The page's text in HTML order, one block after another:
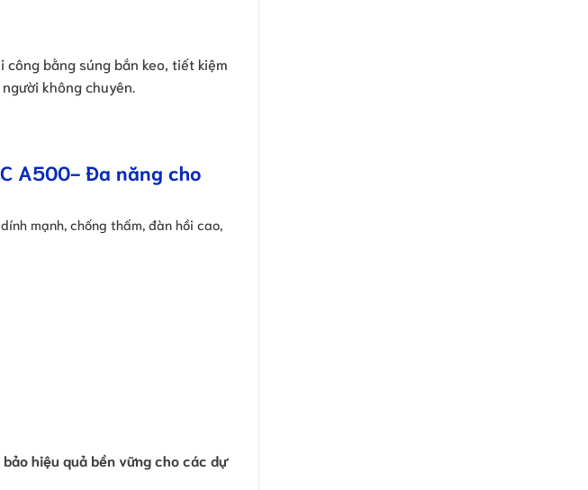
bằng súng bắn keo, tiết kiệm
không chuyên.
A500- Đa năng cho
mạnh, chống thấm, đàn hồi cao,
hiệu quả bền vững cho các dự